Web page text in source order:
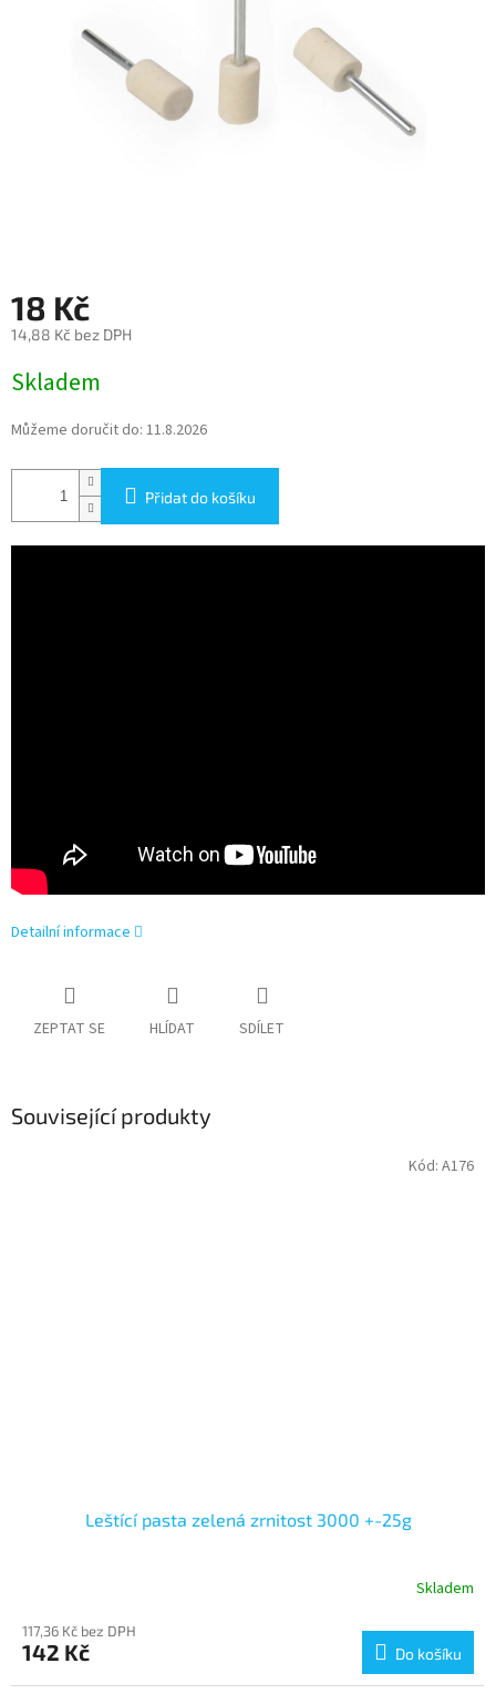
18 Kč
14,88 Kč bez DPH
cena:
Skladem
Můžeme doručit do: 11.8.2026
Přidat do košíku
Detailní informace
ZEPTAT SE HLÍDAT SDÍLET
Související produkty
Leštící pasta zelená zrnitost 3000 +-25g
Skladem
117,36 Kč bez DPH
142 Kč Do košíku
Kód: A176